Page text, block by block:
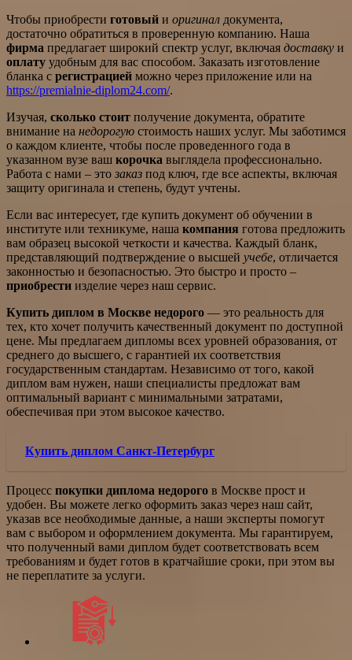
Чтобы приобрести готовый и оригинал документа,
достаточно обратиться в проверенную компанию. Наша
фирма предлагает широкий спектр услуг, включая доставку и
оплату удобным для вас способом. Заказать изготовление
бланка с регистрацией можно через приложение или на
https://premialnie-diplom24.com/.
Изучая, сколько стоит получение документа, обратите
внимание на недорогую стоимость наших услуг. Мы заботимся
о каждом клиенте, чтобы после проведенного года в
указанном вузе ваш корочка выглядела профессионально.
Работа с нами – это заказ под ключ, где все аспекты, включая
защиту оригинала и степень, будут учтены.
Если вас интересует, где купить документ об обучении в
институте или техникуме, наша компания готова предложить
вам образец высокой четкости и качества. Каждый бланк,
представляющий подтверждение о высшей учебе, отличается
законностью и безопасностью. Это быстро и просто –
приобрести изделие через наш сервис.
Купить диплом в Москве недорого — это реальность для
тех, кто хочет получить качественный документ по доступной
цене. Мы предлагаем дипломы всех уровней образования, от
среднего до высшего, с гарантией их соответствия
государственным стандартам. Независимо от того, какой
диплом вам нужен, наши специалисты предложат вам
оптимальный вариант с минимальными затратами,
обеспечивая при этом высокое качество.
Купить диплом Санкт-Петербург
Процесс покупки диплома недорого в Москве прост и
удобен. Вы можете легко оформить заказ через наш сайт,
указав все необходимые данные, а наши эксперты помогут
вам с выбором и оформлением документа. Мы гарантируем,
что полученный вами диплом будет соответствовать всем
требованиям и будет готов в кратчайшие сроки, при этом вы
не переплатите за услуги.